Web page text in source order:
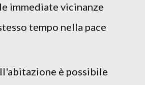
immediate vicinanze
tempo nella pace
è possibile